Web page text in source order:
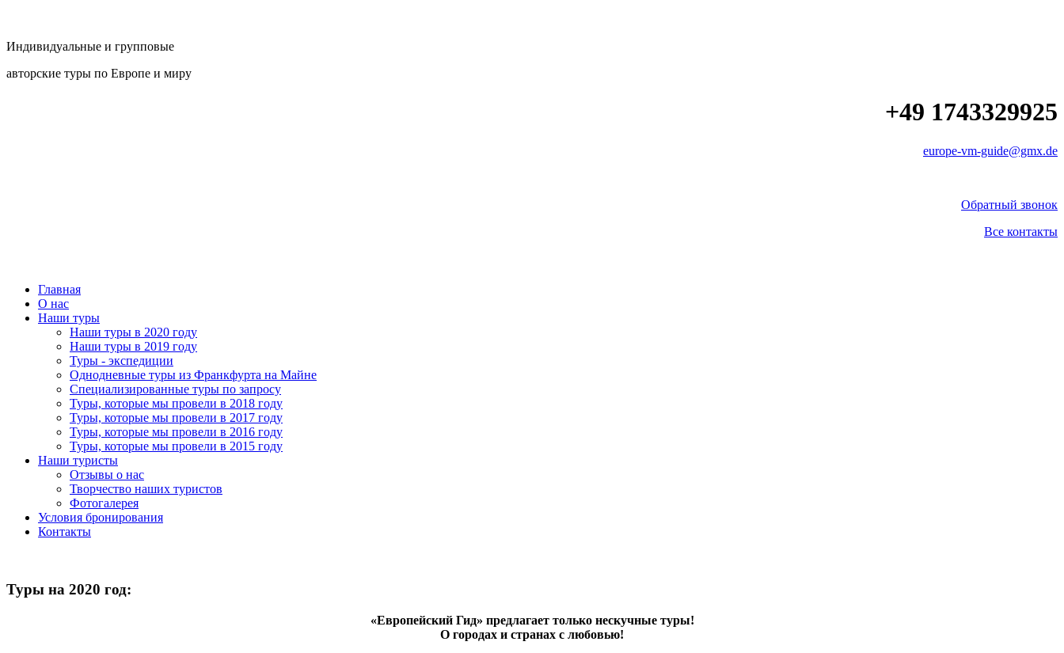
Индивидуальные и групповые
авторские туры по Европе и миру
+49 1743329925
europe-vm-guide@gmx.de
Обратный звонок
Все контакты
Главная
О нас
Наши туры
Наши туры в 2020 году
Наши туры в 2019 году
Туры - экспедиции
Однодневные туры из Франкфурта на Майне
Специализированные туры по запросу
Туры, которые мы провели в 2018 году
Туры, которые мы провели в 2017 году
Туры, которые мы провели в 2016 году
Туры, которые мы провели в 2015 году
Наши туристы
Отзывы о нас
Творчество наших туристов
Фотогалерея
Условия бронирования
Контакты
Туры на 2020 год:
«Европейский Гид» предлагает только нескучные туры!
О городах и странах с любовью!